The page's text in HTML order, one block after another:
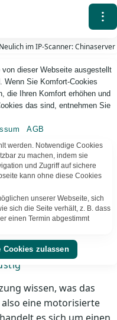
⁝
Neulich im IP-Scanner: Chinaserver
Analyse & Beratung
Maschine mit
der Maschine
kann Google
es) erkennt
wissen, was das
eine motorisierte
dieser Webseite ausgestellt
Wenn Sie Komfort-Cookies
die Ihren Komfort erhöhen und
das sind, entnehmen Sie
AGB
werden. Notwendige Cookies
zu machen, indem sie
und Zugriff auf sichere
kann ohne diese Cookies
unserer Webseite, sich
sich die Seite verhält, z. B. dass
einen Termin abgestimmt